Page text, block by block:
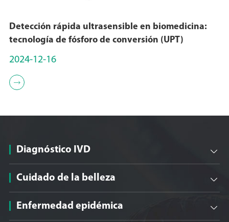
Detección rápida ultrasensible en biomedicina:
tecnología de fósforo de conversión (UPT)
2024-12-16

Diagnóstico IVD 
Cuidado de la belleza 
Enfermedad epidémica 